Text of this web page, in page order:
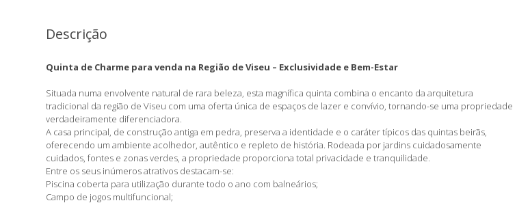
Descrição
Quinta de Charme para venda na Região de Viseu – Exclusividade e Bem-Estar
Situada numa envolvente natural de rara beleza, esta magnífica quinta combina o encanto da arquitetura
tradicional da região de Viseu com uma oferta única de espaços de lazer e convívio, tornando-se uma propriedade
verdadeiramente diferenciadora.
A casa principal, de construção antiga em pedra, preserva a identidade e o caráter típicos das quintas beirãs,
oferecendo um ambiente acolhedor, autêntico e repleto de história. Rodeada por jardins cuidadosamente
cuidados, fontes e zonas verdes, a propriedade proporciona total privacidade e tranquilidade.
Entre os seus inúmeros atrativos destacam-se:
Piscina coberta para utilização durante todo o ano com balneários;
Campo de jogos multifuncional;